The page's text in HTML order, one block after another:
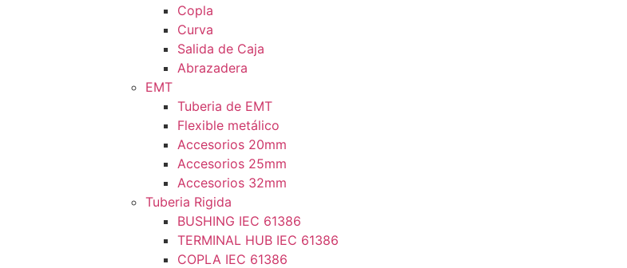
Copla
Curva
Salida de Caja
Abrazadera
EMT
Tuberia de EMT
Flexible metálico
Accesorios 20mm
Accesorios 25mm
Accesorios 32mm
Tuberia Rigida
BUSHING IEC 61386
TERMINAL HUB IEC 61386
COPLA IEC 61386